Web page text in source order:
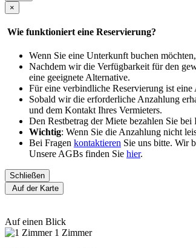
×
Wie funktioniert eine Reservierung?
Wenn Sie eine Unterkunft buchen
Nachdem wir die Verfügbarkeit für den
eine geeignete Alternative.
Für eine verbindliche Reservierung ist
Sobald wir die erforderliche Anzahlung
und dem Kontakt Ihres Vermieters.
Den Restbetrag der Miete bezahlen Sie
Wichtig: Wenn Sie die Anzahlung nicht
Bei Fragen kontaktieren Sie uns bitte. Wir
Unsere AGBs finden Sie hier.
Schließen
Auf der Karte
Auf einen Blick
1 Zimmer